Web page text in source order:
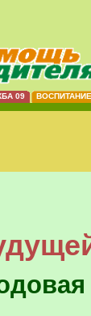
09 ВОСПИТАНИЕ